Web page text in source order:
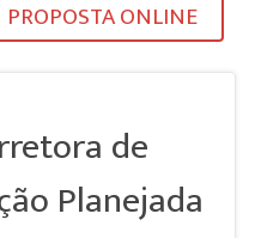
PROPOSTA ONLINE
de
Planejada